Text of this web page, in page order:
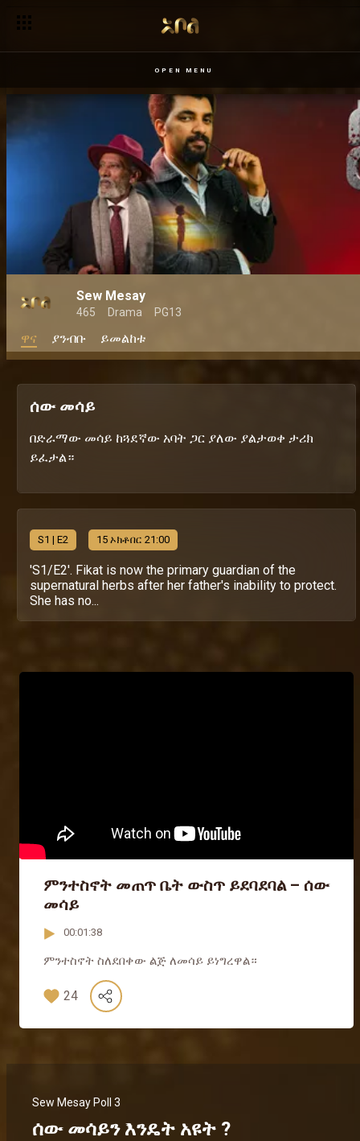
OPEN MENU
Sew Mesay
465 Drama PG13
ዋና ያንብቡ ይመልከቱ
ሰው መሳይ
በድራማው መሳይ ከጓደኛው አባት ጋር ያለው ያልታወቀ ታሪክ
ይፈታል።
S1 | E2 15 ኦክቶበር 21:00
'S1/E2'. Fikat is now the primary guardian of the
supernatural herbs after her father's inability to protect.
She has no...
ምንተስኖት መጠጥ ቤት ውስጥ ይደባደባል – ሰው
መሳይ
00:01:38
ምንተስኖት ስለደበቀው ልጅ ለመሳይ ይነግረዋል።
24
Sew Mesay Poll 3
ሰው መሳይን እንዴት አዩት ?